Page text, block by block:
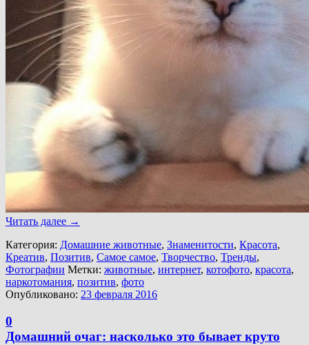
Читать далее →
Категория: Домашние животные, Знаменитости, Красота,
Креатив, Позитив, Самое самое, Творчество, Тренды,
Фотографии Метки: животные, интернет, котофото, красота,
наркотомания, позитив, фото
Опубликовано: 23 февраля 2016
0
Домашний очаг: насколько это бывает круто